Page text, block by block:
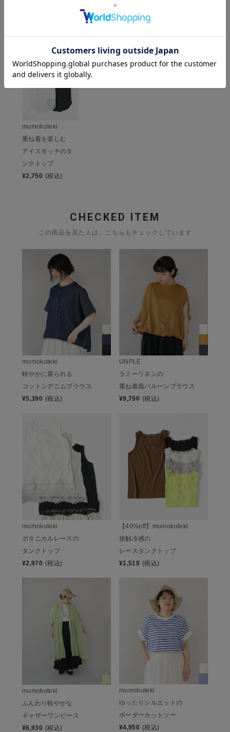
HISTORY
最近チェックした商品
mumokuteki
重ね着を楽しむ
アイスタッチのタ
ンクトップ
¥2,750 (税込)
CHECKED ITEM
この商品を見た人は、こちらもチェックしています
mumokuteki
軽やかに着られる
コットンデニムブラウス
¥5,390 (税込)
UNPLE
ラミーリネンの
重ね着風バルーンブラウス
¥9,790 (税込)
mumokuteki
ボタニカルレースの
タンクトップ
¥2,970 (税込)
【40%off】mumokuteki
接触冷感の
レースタンクトップ
¥1,518 (税込)
mumokuteki
ふんわり軽やかな
ギャザーワンピース
¥6,930 (税込)
mumokuteki
ゆったりシルエットの
ボーダーカットソー
¥4,950 (税込)